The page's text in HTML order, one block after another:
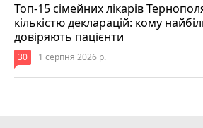
Топ-15 сімейних лікарів
кількістю декларацій: кому
довіряють пацієнти
30 1 серпня 2026 р.